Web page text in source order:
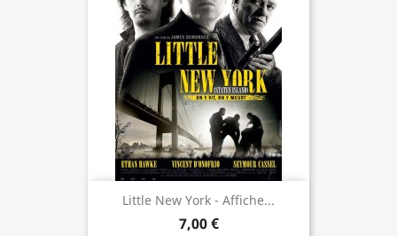
Little New York - Affiche...
7,00 €